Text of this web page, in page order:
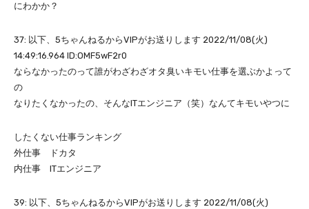
にわかか？
37: 以下、5ちゃんねるからVIPがお送りします 2022/11/08(火)
14:49:16.964 ID:OMF5wF2r0
ならなかったのって誰がわざわざオタ臭いキモい仕事を選ぶかよって
の
なりたくなかったの、そんなITエンジニア（笑）なんてキモいやつに
したくない仕事ランキング
外仕事 ドカタ
内仕事 ITエンジニア
39: 以下、5ちゃんねるからVIPがお送りします 2022/11/08(火)